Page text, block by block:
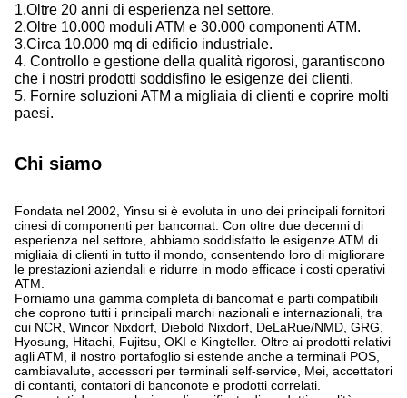
1.Oltre 20 anni di esperienza nel settore.
2.Oltre 10.000 moduli ATM e 30.000 componenti ATM.
3.Circa 10.000 mq di edificio industriale.
4. Controllo e gestione della qualità rigorosi, garantiscono
che i nostri prodotti soddisfino le esigenze dei clienti.
5. Fornire soluzioni ATM a migliaia di clienti e coprire molti
paesi.
Chi siamo
Fondata nel 2002, Yinsu si è evoluta in uno dei principali fornitori
cinesi di componenti per bancomat. Con oltre due decenni di
esperienza nel settore, abbiamo soddisfatto le esigenze ATM di
migliaia di clienti in tutto il mondo, consentendo loro di migliorare
le prestazioni aziendali e ridurre in modo efficace i costi operativi
ATM.
Forniamo una gamma completa di bancomat e parti compatibili
che coprono tutti i principali marchi nazionali e internazionali, tra
cui NCR, Wincor Nixdorf, Diebold Nixdorf, DeLaRue/NMD, GRG,
Hyosung, Hitachi, Fujitsu, OKI e Kingteller. Oltre ai prodotti relativi
agli ATM, il nostro portafoglio si estende anche a terminali POS,
cambiavalute, accessori per terminali self-service, Mei, accettatori
di contanti, contatori di banconote e prodotti correlati.